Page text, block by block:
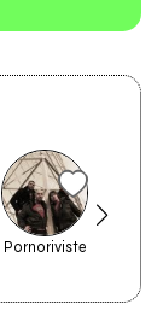
Pornoriviste